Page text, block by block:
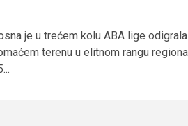
je u trećem kolu ABA lige
terenu u elitnom rangu